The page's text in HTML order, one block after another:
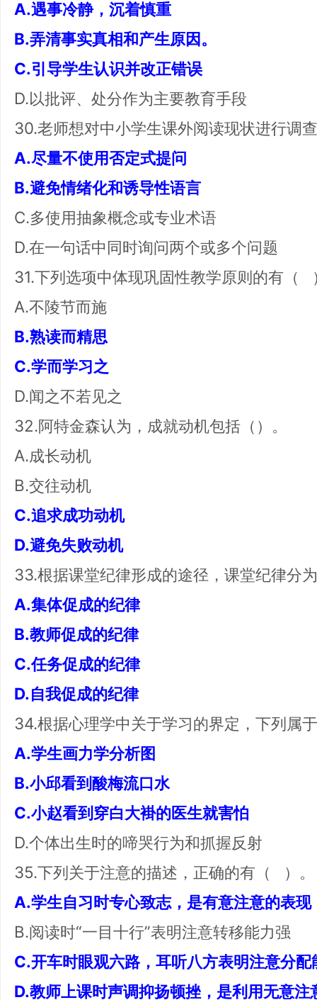
A.遇事冷静，沉着慎重
B.弄清事实真相和产生原因。
C.引导学生认识并改正错误
D.以批评、处分作为主要教育手段
30.老师想对中小学生课外阅读现状进行调
A.尽量不使用否定式提问
B.避免情绪化和诱导性语言
C.多使用抽象概念或专业术语
D.在一句话中同时询问两个或多个问题
31.下列选项中体现巩固性教学原则的有（
A.不陵节而施
B.熟读而精思
C.学而学习之
D.闻之不若见之
32.阿特金森认为，成就动机包括（）。
A.成长动机
B.交往动机
C.追求成功动机
D.避免失败动机
33.根据课堂纪律形成的途径，课堂纪律分
A.集体促成的纪律
B.教师促成的纪律
C.任务促成的纪律
D.自我促成的纪律
34.根据心理学中关于学习的界定，下列属
A.学生画力学分析图
B.小邱看到酸梅流口水
C.小赵看到穿白大褂的医生就害怕
D.个体出生时的啼哭行为和抓握反射
35.下列关于注意的描述，正确的有（ ）。
A.学生自习时专心致志，是有意注意的表现
B.阅读时“一目十行”表明注意转移能力强
C.开车时眼观六路，耳听八方表明注意分配
D.教师上课时声调抑扬顿挫，是利用无意注